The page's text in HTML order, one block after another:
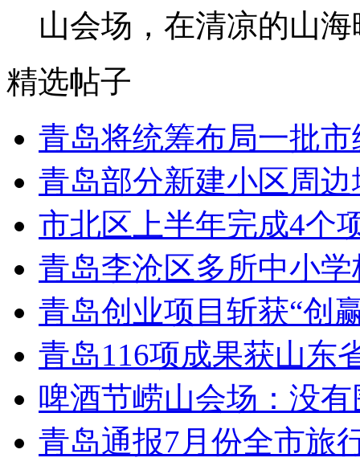
山会场，在清凉的山
精选帖子
青岛将统筹布局一批市
青岛部分新建小区周
市北区上半年完成4个
青岛李沧区多所中小
青岛创业项目斩获“创
青岛116项成果获山东
啤酒节崂山会场：没有
青岛通报7月份全市旅